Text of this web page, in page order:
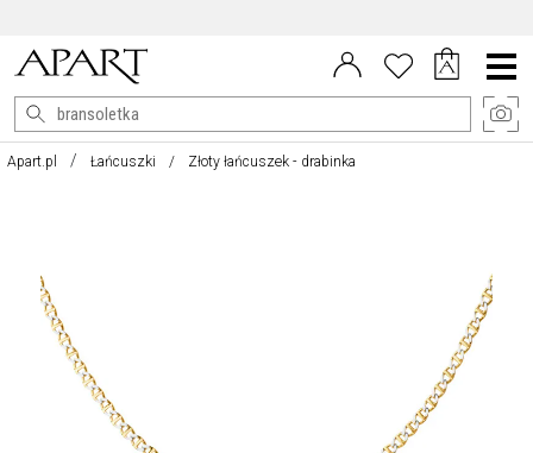
Menu
główne
Apart.pl Łańcuszki Złoty łańcuszek - drabinka